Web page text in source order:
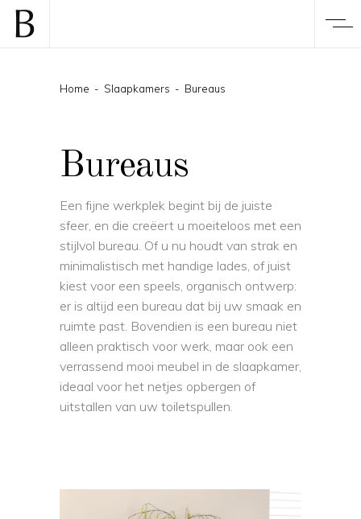
Home - Slaapkamers - Bureaus
Bureaus
Een fijne werkplek begint bij de juiste
sfeer, en die creëert u moeiteloos met een
stijlvol bureau. Of u nu houdt van strak en
minimalistisch met handige lades, of juist
kiest voor een speels, organisch ontwerp:
er is altijd een bureau dat bij uw smaak en
ruimte past. Bovendien is een bureau niet
alleen praktisch voor werk, maar ook een
verrassend mooi meubel in de slaapkamer,
ideaal voor het netjes opbergen of
uitstallen van uw toiletspullen.